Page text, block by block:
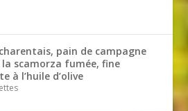
pain de campagne
scamorza fumée, fine
à l’huile d’olive